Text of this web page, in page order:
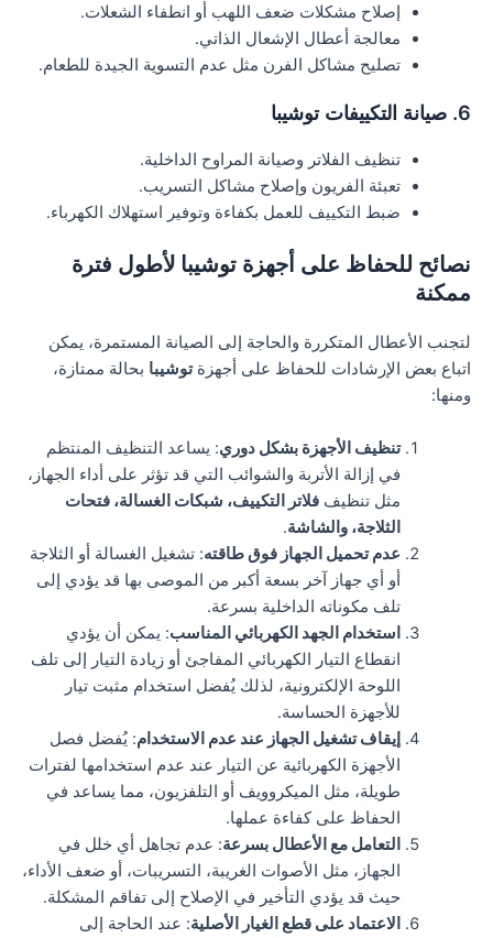
إصلاح مشكلات ضعف اللهب أو انطفاء الشعلات.
معالجة أعطال الإشعال الذاتي.
تصليح مشاكل الفرن مثل عدم التسوية الجيدة للطعام.
6. صيانة التكييفات توشيبا
تنظيف الفلاتر وصيانة المراوح الداخلية.
تعبئة الفريون وإصلاح مشاكل التسريب.
ضبط التكييف للعمل بكفاءة وتوفير استهلاك الكهرباء.
نصائح للحفاظ على أجهزة توشيبا لأطول فترة
ممكنة
لتجنب الأعطال المتكررة والحاجة إلى الصيانة المستمرة، يمكن
اتباع بعض الإرشادات للحفاظ على أجهزةتوشيبا بحالة ممتازة،
ومنها:
تنظيف الأجهزة بشكل دوري: يساعد التنظيف المنتظم
في إزالة الأتربة والشوائب التي قد تؤثر على أداء الجهاز،
مثل تنظيف فلاتر التكييف، شبكات الغسالة، فتحات
الثلاجة، والشاشة.
عدم تحميل الجهاز فوق طاقته: تشغيل الغسالة أو الثلاجة
أو أي جهاز آخر بسعة أكبر من الموصى بها قد يؤدي إلى
تلف مكوناته الداخلية بسرعة.
استخدام الجهد الكهربائي المناسب: يمكن أن يؤدي
انقطاع التيار الكهربائي المفاجئ أو زيادة التيار إلى تلف
اللوحة الإلكترونية، لذلك يُفضل استخدام مثبت تيار
للأجهزة الحساسة.
إيقاف تشغيل الجهاز عند عدم الاستخدام: يُفضل فصل
الأجهزة الكهربائية عن التيار عند عدم استخدامها لفترات
طويلة، مثل الميكروويف أو التلفزيون، مما يساعد في
الحفاظ على كفاءة عملها.
التعامل مع الأعطال بسرعة: عدم تجاهل أي خلل في
الجهاز، مثل الأصوات الغريبة، التسريبات، أو ضعف الأداء،
حيث قد يؤدي التأخير في الإصلاح إلى تفاقم المشكلة.
الاعتماد على قطع الغيار الأصلية: عند الحاجة إلى